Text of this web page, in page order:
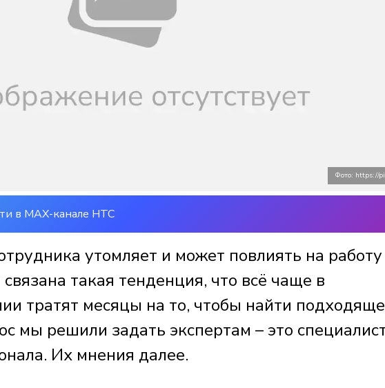
Фото: https://
в MAX-канале НТС
утомляет и может повлиять на работу
такая тенденция, что всё чаще в
тратят месяцы на то, чтобы найти
мы решили задать экспертам – это
Их мнения далее.